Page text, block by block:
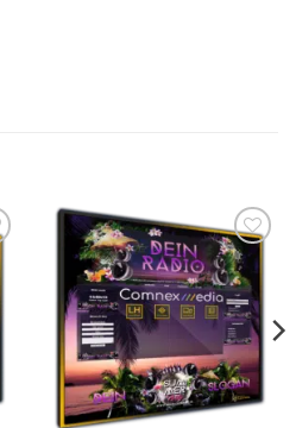
Auf die
Wunschliste
setzen